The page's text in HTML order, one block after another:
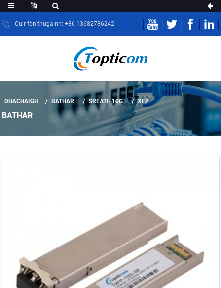
Cuir fòn thugainn: +86-13682786242
DHACHAIGH BATHAR SREATH 10G XFP
BATHAR